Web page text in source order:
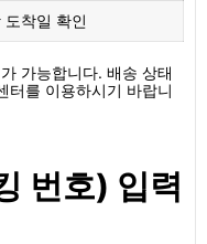
착일 확인
가능합니다. 배송 상태
터를 이용하시기 바랍니
번호) 입력